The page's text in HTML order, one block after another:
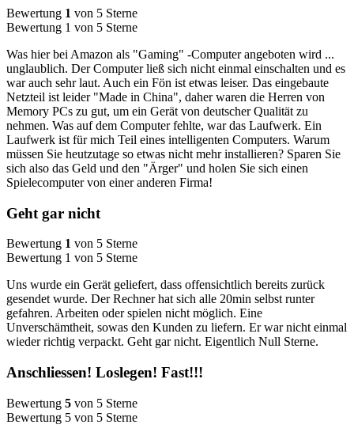
Bewertung 1 von 5 Sterne
Bewertung 1 von 5 Sterne
Was hier bei Amazon als "Gaming" -Computer angeboten wird ...
unglaublich. Der Computer ließ sich nicht einmal einschalten und es
war auch sehr laut. Auch ein Fön ist etwas leiser. Das eingebaute
Netzteil ist leider "Made in China", daher waren die Herren von
Memory PCs zu gut, um ein Gerät von deutscher Qualität zu
nehmen. Was auf dem Computer fehlte, war das Laufwerk. Ein
Laufwerk ist für mich Teil eines intelligenten Computers. Warum
müssen Sie heutzutage so etwas nicht mehr installieren? Sparen Sie
sich also das Geld und den "Ärger" und holen Sie sich einen
Spielecomputer von einer anderen Firma!
Geht gar nicht
Bewertung 1 von 5 Sterne
Bewertung 1 von 5 Sterne
Uns wurde ein Gerät geliefert, dass offensichtlich bereits zurück
gesendet wurde. Der Rechner hat sich alle 20min selbst runter
gefahren. Arbeiten oder spielen nicht möglich. Eine
Unverschämtheit, sowas den Kunden zu liefern. Er war nicht einmal
wieder richtig verpackt. Geht gar nicht. Eigentlich Null Sterne.
Anschliessen! Loslegen! Fast!!!
Bewertung 5 von 5 Sterne
Bewertung 5 von 5 Sterne